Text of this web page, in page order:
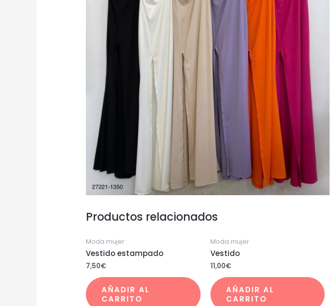
Productos relacionados
Moda mujer
Vestido estampado
7,50€
AÑADIR AL
CARRITO
Moda mujer
Vestido
11,00€
AÑADIR AL
CARRITO